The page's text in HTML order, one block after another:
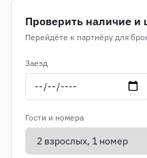
Проверить наличие и
Перейдёте к партнёру для
Заезд
Гости и номера